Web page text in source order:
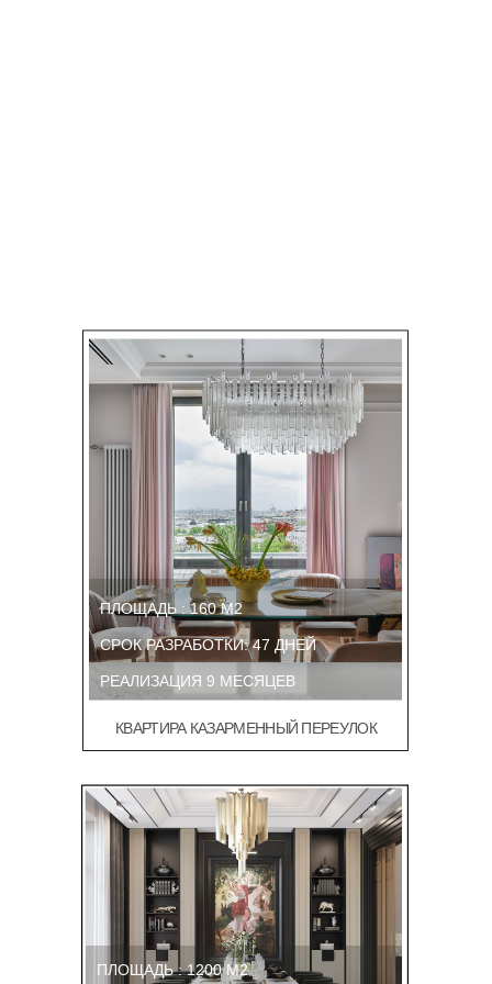
КВАРТИРА КАЗАРМЕННЫЙ ПЕРЕУЛОК
РЕАЛИЗАЦИЯ 9 МЕСЯЦЕВ
СРОК РАЗРАБОТКИ: 47 ДНЕЙ
ПЛОЩАДЬ : 160 М2
ПЛОЩАДЬ : 1200 М2